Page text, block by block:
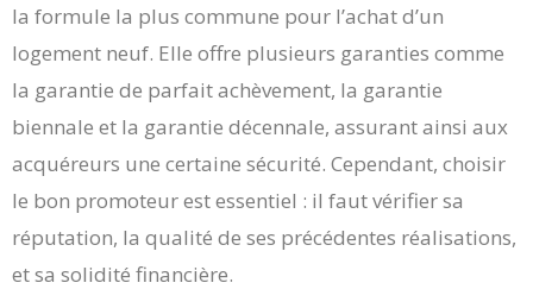
la formule la plus commune pour l’achat d’un
logement neuf. Elle offre plusieurs garanties comme
la garantie de parfait achèvement, la garantie
biennale et la garantie décennale, assurant ainsi aux
acquéreurs une certaine sécurité. Cependant, choisir
le bon promoteur est essentiel : il faut vérifier sa
réputation, la qualité de ses précédentes réalisations,
et sa solidité financière.